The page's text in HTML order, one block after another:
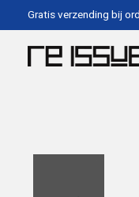
Gratis verzending bij